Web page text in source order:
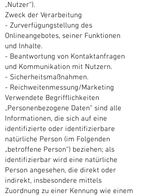
„Nutzer“).
Zweck der Verarbeitung
- Zurverfügungstellung des
Onlineangebotes, seiner Funktionen
und Inhalte.
- Beantwortung von Kontaktanfragen
und Kommunikation mit Nutzern.
- Sicherheitsmaßnahmen.
- Reichweitenmessung/Marketing
Verwendete Begrifflichkeiten
„Personenbezogene Daten“ sind alle
Informationen, die sich auf eine
identifizierte oder identifizierbare
natürliche Person (im Folgenden
„betroffene Person“) beziehen; als
identifizierbar wird eine natürliche
Person angesehen, die direkt oder
indirekt, insbesondere mittels
Zuordnung zu einer Kennung wie einem